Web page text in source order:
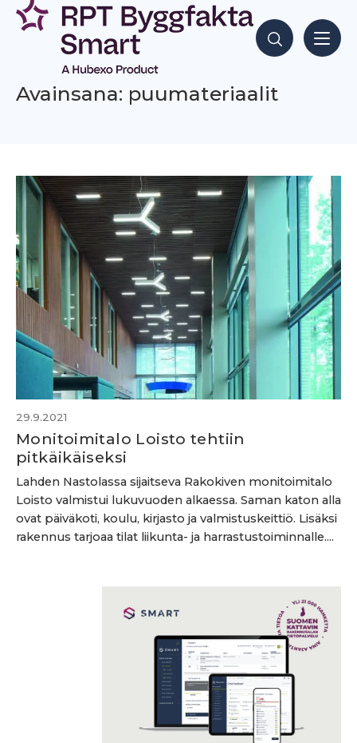
Siirry
sisältöön
Hae sisältöjä
Avainsana: puumateriaalit
29.9.2021
Monitoimitalo Loisto tehtiin
pitkäikäiseksi
Lahden Nastolassa sijaitseva Rakokiven monitoimitalo
Loisto valmistui lukuvuoden alkaessa. Saman katon alla
ovat päiväkoti, koulu, kirjasto ja valmistuskeittiö. Lisäksi
rakennus tarjoaa tilat liikunta- ja harrastustoiminnalle....